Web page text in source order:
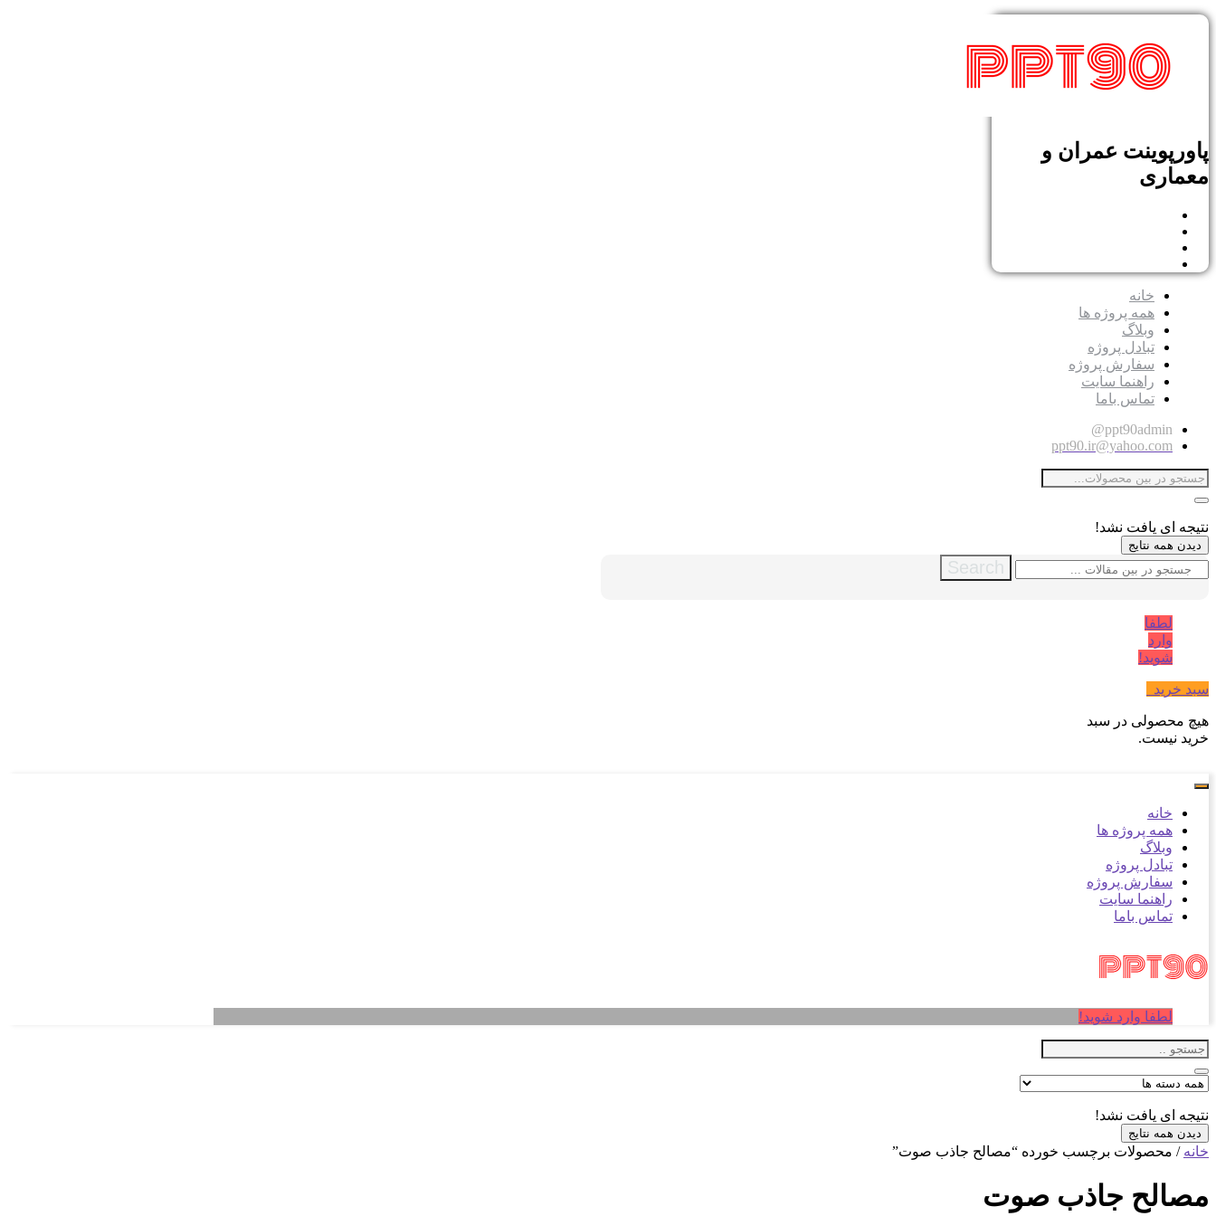
پاورپوینت عمران و
معماری
خانه
همه پروژه ها
وبلاگ
تبادل پروژه
سفارش پروژه
راهنما سایت
تماس باما
ppt90admin@
ppt90.ir@yahoo.com
نتیجه ای یافت نشد!
دیدن همه نتایج
Search
لطفا
وارد
شوید!
سبد خرید
هیچ محصولی در سبد
خرید نیست.
خانه
همه پروژه ها
وبلاگ
تبادل پروژه
سفارش پروژه
راهنما سایت
تماس باما
لطفا وارد شوید!
نتیجه ای یافت نشد!
دیدن همه نتایج
خانه / محصولات برچسب خورده “مصالح جاذب صوت”
مصالح جاذب صوت